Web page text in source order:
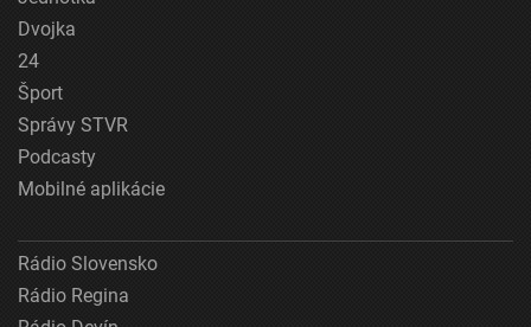
Dvojka
24
Šport
Správy STVR
Podcasty
Mobilné aplikácie
Rádio Slovensko
Rádio Regina